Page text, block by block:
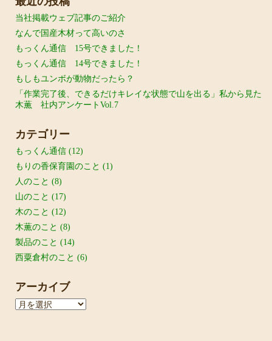
当社掲載ウェブ記事のご紹介
なんで国産木材って高いのさ
もっくん通信 15号できました！
もっくん通信 14号できました！
もしもユンボが動物だったら？
「作業完了後、できるだけキレイな状態で山を出る」私から見た
木薫 社内アンケートVol.7
カテゴリー
もっくん通信 (12)
もりの香保育園のこと (1)
人のこと (8)
山のこと (17)
木のこと (12)
木薫のこと (8)
製品のこと (14)
西粟倉村のこと (6)
アーカイブ
ア